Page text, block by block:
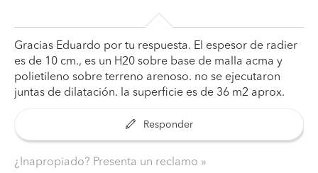
Gracias Eduardo por tu respuesta. El espesor de radier
es de 10 cm., es un H20 sobre base de malla acma y
polietileno sobre terreno arenoso. no se ejecutaron
juntas de dilatación. la superficie es de 36 m2 aprox.
Responder
¿Inapropiado? Presenta un reclamo